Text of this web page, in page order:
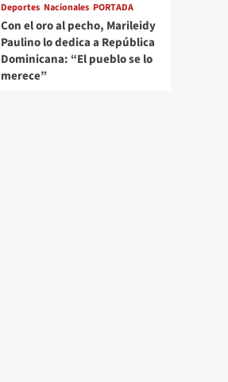
Deportes Nacionales PORTADA
Con el oro al pecho, Marileidy
Paulino lo dedica a República
Dominicana: “El pueblo se lo
merece”